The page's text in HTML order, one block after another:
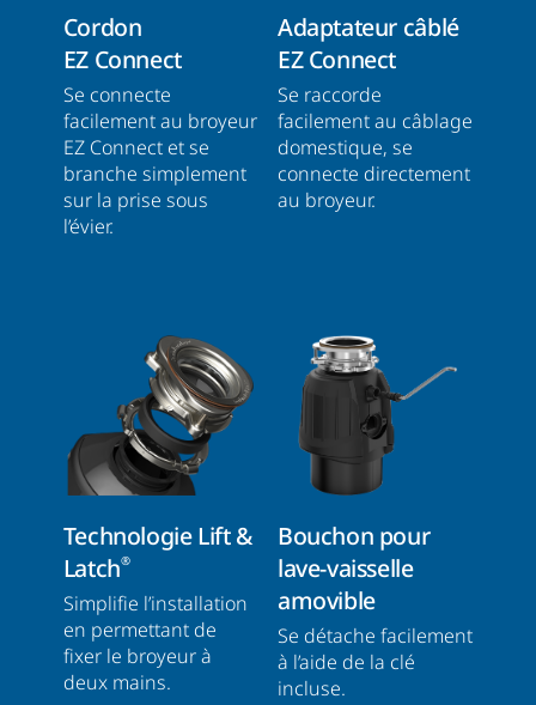
Cordon
EZ Connect
Se connecte
facilement au broyeur
EZ Connect et se
branche simplement
sur la prise sous
l’évier.
Adaptateur câblé
EZ Connect
Se raccorde
facilement au câblage
domestique, se
connecte directement
au broyeur.
Technologie Lift &
Latch®
Simplifie l’installation
en permettant de
fixer le broyeur à
deux mains.
Bouchon pour
lave-vaisselle
amovible
Se détache facilement
à l’aide de la clé
incluse.